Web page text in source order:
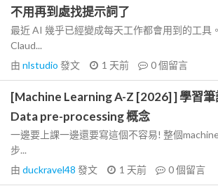
不用再到處找提示詞了
最近 AI 幾乎已經變成每天工作都會用到的工具
Claud...
由 nlstudio 發文 1 天前 0個留言
[Machine Learning A-Z [2026] ] 學習筆
Data pre-processing 概念
一邊要上課一邊還要寫這個不容易! 整個
步...
由 duckravel48 發文 1 天前 0個留言